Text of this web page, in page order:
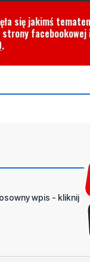
się jakimś
facebookowej
.
wpis - kliknij